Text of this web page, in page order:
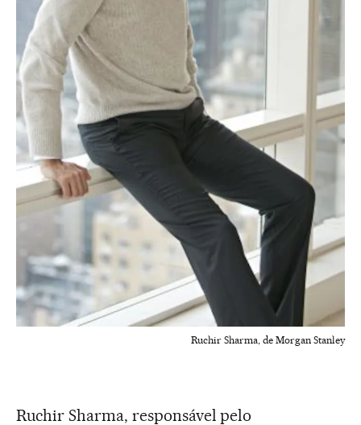
Ruchir Sharma, de Morgan Stanley
Ruchir Sharma, responsável pelo